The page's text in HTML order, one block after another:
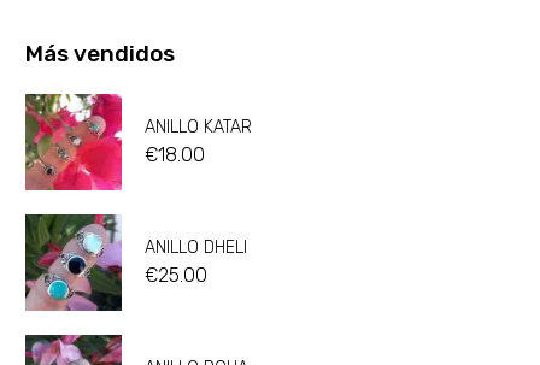
Más vendidos
ANILLO KATAR
€18.00
ANILLO DHELI
€25.00